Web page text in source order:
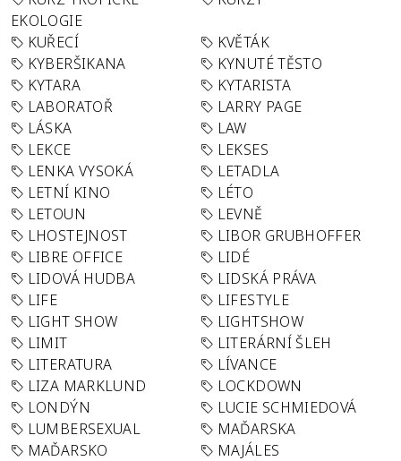
EKOLOGIE
KUŘECÍ
KVĚTÁK
KYBERŠIKANA
KYNUTÉ TĚSTO
KYTARA
KYTARISTA
LABORATOŘ
LARRY PAGE
LÁSKA
LAW
LEKCE
LEKSES
LENKA VYSOKÁ
LETADLA
LETNÍ KINO
LÉTO
LETOUN
LEVNĚ
LHOSTEJNOST
LIBOR GRUBHOFFER
LIBRE OFFICE
LIDÉ
LIDOVÁ HUDBA
LIDSKÁ PRÁVA
LIFE
LIFESTYLE
LIGHT SHOW
LIGHTSHOW
LIMIT
LITERÁRNÍ ŠLEH
LITERATURA
LÍVANCE
LIZA MARKLUND
LOCKDOWN
LONDÝN
LUCIE SCHMIEDOVÁ
LUMBERSEXUAL
MAĎARSKA
MAĎARSKO
MAJÁLES